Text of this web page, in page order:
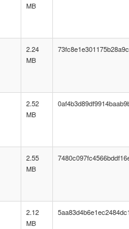
MB
2.24
MB
2.52
MB
2.55
MB
2.12
MB